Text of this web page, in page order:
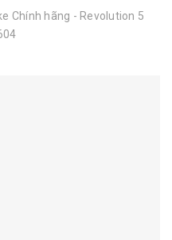
Chính hãng - Revolution 5